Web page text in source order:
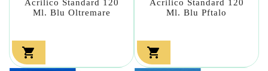
Acrilico Standard 120
Ml. Blu Oltremare

Acrilico Standard 120
Ml. Blu Pftalo
